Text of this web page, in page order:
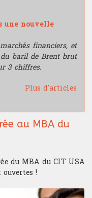
une nouvelle
financiers, et
baril de Brent brut
3 chiffres.
Plus d'articles
au MBA du
du MBA du CIT USA
!